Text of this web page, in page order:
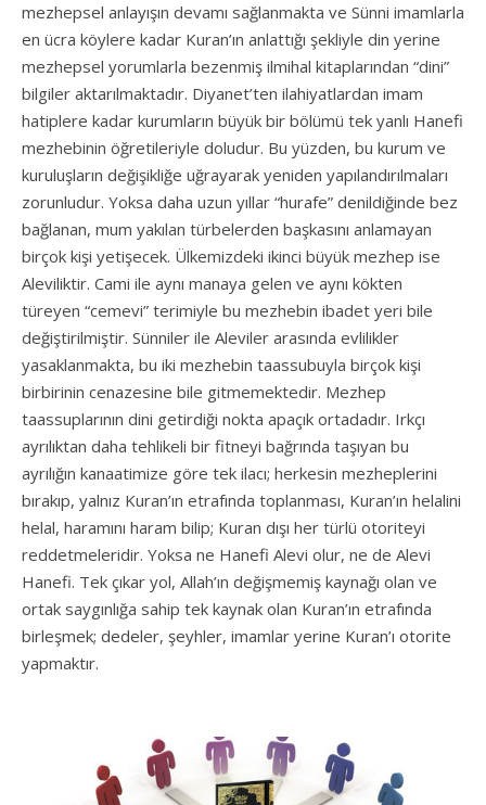
mezhepsel anlayışın devamı sağlanmakta ve Sünni imamlarla
en ücra köylere kadar Kuran’ın anlattığı şekliyle din yerine
mezhepsel yorumlarla bezenmiş ilmihal kitaplarından “dini”
bilgiler aktarılmaktadır. Diyanet’ten ilahiyatlardan imam
hatiplere kadar kurumların büyük bir bölümü tek yanlı Hanefi
mezhebinin öğretileriyle doludur. Bu yüzden, bu kurum ve
kuruluşların değişikliğe uğrayarak yeniden yapılandırılmaları
zorunludur. Yoksa daha uzun yıllar “hurafe” denildiğinde bez
bağlanan, mum yakılan türbelerden başkasını anlamayan
birçok kişi yetişecek. Ülkemizdeki ikinci büyük mezhep ise
Aleviliktir. Cami ile aynı manaya gelen ve aynı kökten
türeyen “cemevi” terimiyle bu mezhebin ibadet yeri bile
değiştirilmiştir. Sünniler ile Aleviler arasında evlilikler
yasaklanmakta, bu iki mezhebin taassubuyla birçok kişi
birbirinin cenazesine bile gitmemektedir. Mezhep
taassuplarının dini getirdiği nokta apaçık ortadadır. Irkçı
ayrılıktan daha tehlikeli bir fitneyi bağrında taşıyan bu
ayrılığın kanaatimize göre tek ilacı; herkesin mezheplerini
bırakıp, yalnız Kuran’ın etrafında toplanması, Kuran’ın helalini
helal, haramını haram bilip; Kuran dışı her türlü otoriteyi
reddetmeleridir. Yoksa ne Hanefi Alevi olur, ne de Alevi
Hanefi. Tek çıkar yol, Allah’ın değişmemiş kaynağı olan ve
ortak saygınlığa sahip tek kaynak olan Kuran’ın etrafında
birleşmek; dedeler, şeyhler, imamlar yerine Kuran’ı otorite
yapmaktır.